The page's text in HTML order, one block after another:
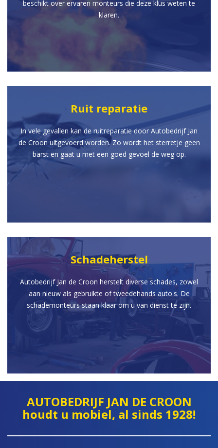
beschikt over ervaren monteurs die deze klus weten te
klaren.
Ruit reparatie
In vele gevallen kan de ruitreparatie door Autobedrijf Jan
de Croon uitgevoerd worden. Zo wordt het sterretje geen
barst en gaat u met een goed gevoel de weg op.
Schadeherstel
Autobedrijf Jan de Croon herstelt diverse schades, zowel
aan nieuw als gebruikte of tweedehands auto's. De
schademonteurs staan klaar om u van dienst te zijn.
AUTOBEDRIJF JAN DE CROON
houdt u mobiel, al sinds 1928!